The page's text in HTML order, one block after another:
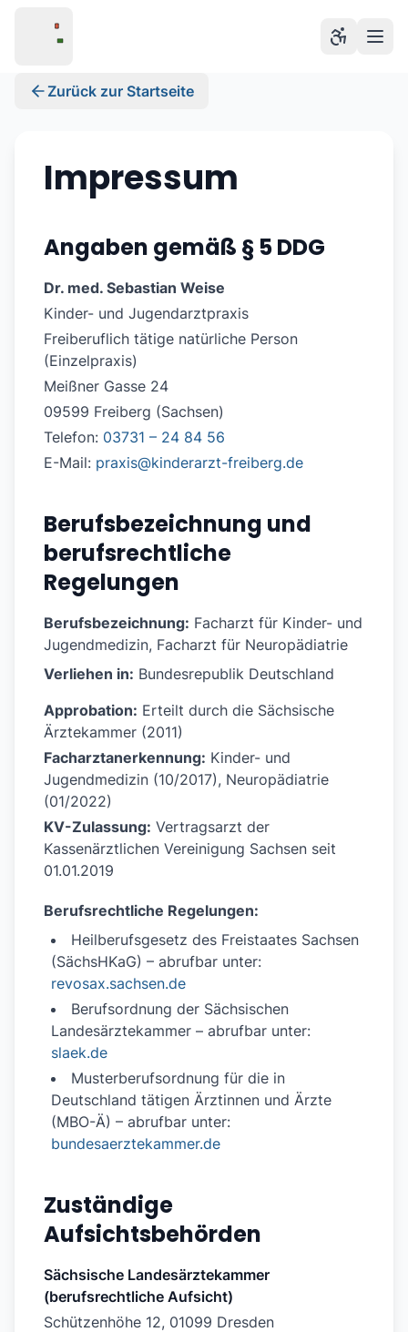
Zurück zur Startseite
Impressum
Angaben gemäß § 5 DDG
Dr. med. Sebastian Weise
Kinder- und Jugendarztpraxis
Freiberuflich tätige natürliche Person
(Einzelpraxis)
Meißner Gasse 24
09599 Freiberg (Sachsen)
Telefon: 03731 – 24 84 56
E-Mail: praxis@kinderarzt-freiberg.de
Berufsbezeichnung und
berufsrechtliche
Regelungen
Berufsbezeichnung: Facharzt für Kinder- und
Jugendmedizin, Facharzt für Neuropädiatrie
Verliehen in: Bundesrepublik Deutschland
Approbation: Erteilt durch die Sächsische
Ärztekammer (2011)
Facharztanerkennung: Kinder- und
Jugendmedizin (10/2017), Neuropädiatrie
(01/2022)
KV-Zulassung: Vertragsarzt der
Kassenärztlichen Vereinigung Sachsen seit
01.01.2019
Berufsrechtliche Regelungen:
Heilberufsgesetz des Freistaates Sachsen
(SächsHKaG) – abrufbar unter:
revosax.sachsen.de
Berufsordnung der Sächsischen
Landesärztekammer – abrufbar unter:
slaek.de
Musterberufsordnung für die in
Deutschland tätigen Ärztinnen und Ärzte
(MBO-Ä) – abrufbar unter:
bundesaerztekammer.de
Zuständige
Aufsichtsbehörden
Sächsische Landesärztekammer
(berufsrechtliche Aufsicht)
Schützenhöhe 12, 01099 Dresden